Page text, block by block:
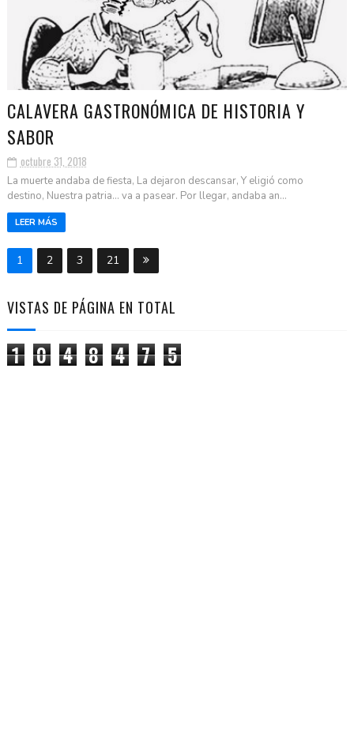
CALAVERA GASTRONÓMICA DE HISTORIA Y
SABOR
octubre 31, 2018
La muerte andaba de fiesta, La dejaron descansar, Y eligió como
destino, Nuestra patria... va a pasear. Por llegar, andaba an...
LEER MÁS
1 2 3 21
VISTAS DE PÁGINA EN TOTAL
1 0 4 8 4 7 5